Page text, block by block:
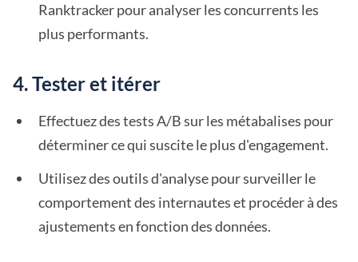
Ranktracker pour analyser les concurrents les
plus performants.
4. Tester et itérer
Effectuez des tests A/B sur les métabalises pour
déterminer ce qui suscite le plus d'engagement.
Utilisez des outils d'analyse pour surveiller le
comportement des internautes et procéder à des
ajustements en fonction des données.